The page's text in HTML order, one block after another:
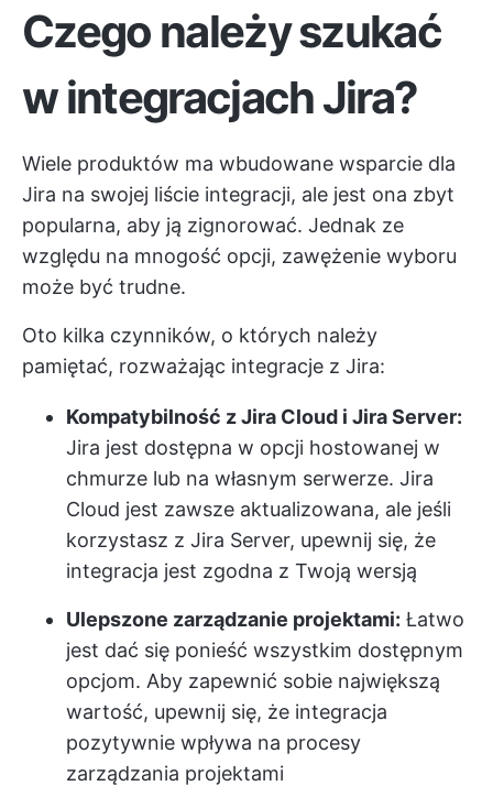
Czego należy szukać
w integracjach Jira?
Wiele produktów ma wbudowane wsparcie dla
Jira na swojej liście integracji, ale jest ona zbyt
popularna, aby ją zignorować. Jednak ze
względu na mnogość opcji, zawężenie wyboru
może być trudne.
Oto kilka czynników, o których należy
pamiętać, rozważając integracje z Jira:
Kompatybilność z Jira Cloud i Jira Server:
Jira jest dostępna w opcji hostowanej w
chmurze lub na własnym serwerze. Jira
Cloud jest zawsze aktualizowana, ale jeśli
korzystasz z Jira Server, upewnij się, że
integracja jest zgodna z Twoją wersją
Ulepszone zarządzanie projektami: Łatwo
jest dać się ponieść wszystkim dostępnym
opcjom. Aby zapewnić sobie największą
wartość, upewnij się, że integracja
pozytywnie wpływa na procesy
zarządzania projektami